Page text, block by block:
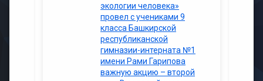
экологии человека»
провел с учениками 9
класса Башкирской
республиканской
гимназии-интерната №1
имени Рами Гарипова
важную акцию – второй